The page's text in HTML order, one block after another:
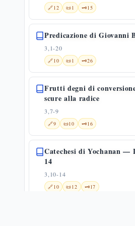
🔗12 📜1 🗝️15
Predicazione di Giovanni
3,1-20
🔗10 📜1 🗝️26
Frutti degni di
scure alla radice
3,7-9
🔗9 📜10 🗝️16
Catechesi di Yochanan —
14
3,10-14
🔗10 📜12 🗝️17